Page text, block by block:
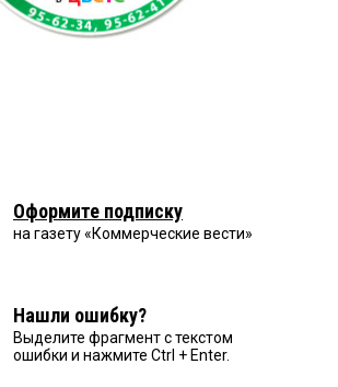
Оформите подписку
на газету «Коммерческие вести»
Нашли ошибку?
Выделите фрагмент с текстом
ошибки и нажмите Ctrl + Enter.